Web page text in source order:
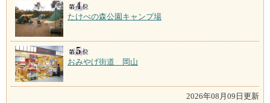
たけべの森公園キャンプ場
おみやげ街道 岡山
2026年08月09日更新